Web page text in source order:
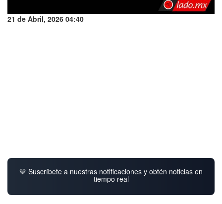
21 de Abril, 2026 04:40
💙 Suscríbete a nuestras notificaciones y obtén noticias en
tiempo real